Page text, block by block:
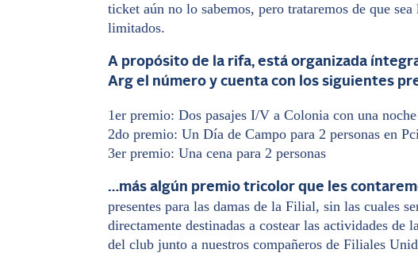
ticket aún no lo sabemos, pero trataremos de que
limitados.
A propósito de la rifa, está organizada
Arg el número y cuenta con los siguientes
1er premio: Dos pasajes I/V a Colonia con una
2do premio: Un Día de Campo para 2 personas en
3er premio: Una cena para 2 personas
…más algún premio tricolor que les
presentes para las damas de la Filial, sin las cuales
directamente destinadas a costear las actividades de
del club junto a nuestros compañeros de Filiales